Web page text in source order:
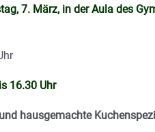
7. März, in der Aula des
16.30 Uhr
hausgemachte